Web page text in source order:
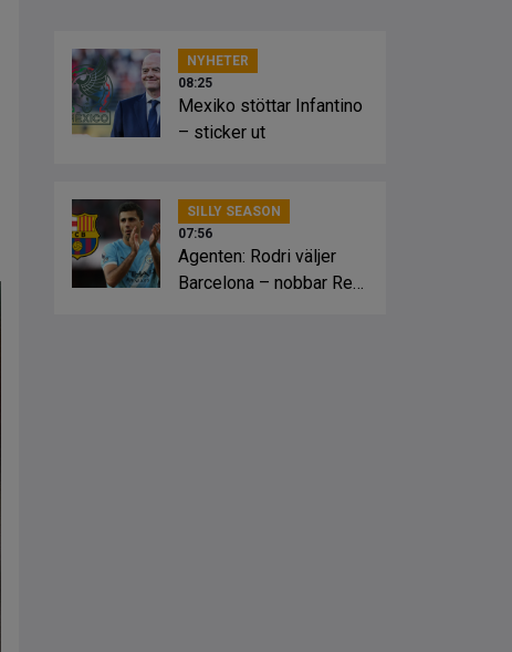
NYHETER
08:25
Mexiko stöttar Infantino
– sticker ut
SILLY SEASON
07:56
Agenten: Rodri väljer
Barcelona – nobbar Real